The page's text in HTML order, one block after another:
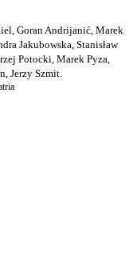
Goran Andrijanić, Marek
Jakubowska, Stanisław
Potocki, Marek Pyza,
Jerzy Szmit.